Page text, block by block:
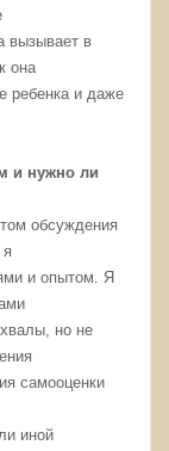
вызывает в
она
ребенка и даже
и нужно ли
обсуждения
и опытом. Я
но не
самооценки
иной